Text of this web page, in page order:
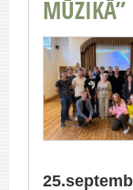
MŪZIKĀ”